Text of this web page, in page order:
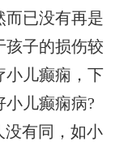
而已没有再是
孩子的损伤较
小儿癫痫，下
小儿癫痫病?
没有同，如小